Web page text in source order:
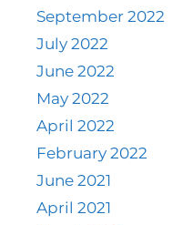
September 2022
July 2022
June 2022
May 2022
April 2022
February 2022
June 2021
April 2021